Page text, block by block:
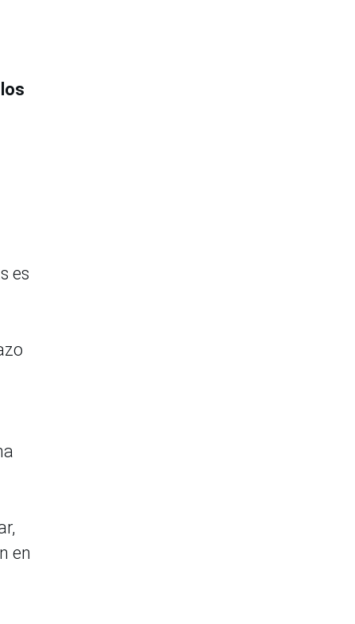
es
en